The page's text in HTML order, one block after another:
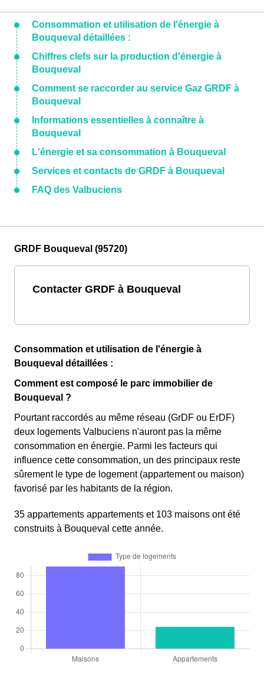
Consommation et utilisation de l'énergie à
Bouqueval détaillées :
Chiffres clefs sur la production d'énergie à
Bouqueval
Comment se raccorder au service Gaz GRDF à
Bouqueval
Informations essentielles à connaître à
Bouqueval
L'énergie et sa consommation à Bouqueval
Services et contacts de GRDF à Bouqueval
FAQ des Valbuciens
GRDF Bouqueval (95720)
Contacter GRDF à Bouqueval
Consommation et utilisation de l'énergie à
Bouqueval détaillées :
Comment est composé le parc immobilier de
Bouqueval ?
Pourtant raccordés au même réseau (GrDF ou ErDF)
deux logements Valbuciens n'auront pas la même
consommation en énergie. Parmi les facteurs qui
influence cette consommation, un des principaux reste
sûrement le type de logement (appartement ou maison)
favorisé par les habitants de la région.
35 appartements appartements et 103 maisons ont été
construits à Bouqueval cette année.